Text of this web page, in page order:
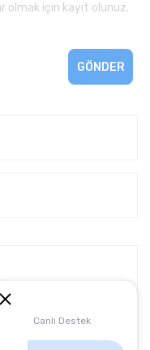
Canlı Destek
olmak için kayıt olunuz.
GÖNDER